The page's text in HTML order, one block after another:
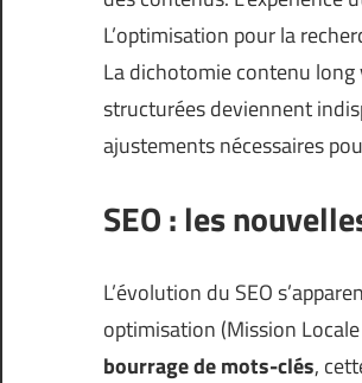
L’optimisation pour la
La dichotomie contenu long
structurées deviennent
ajustements nécessaires
SEO : les
L’évolution du SEO
optimisation (Mission
bourrage de mots-clés,